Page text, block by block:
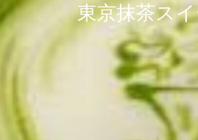
東京抹茶ス